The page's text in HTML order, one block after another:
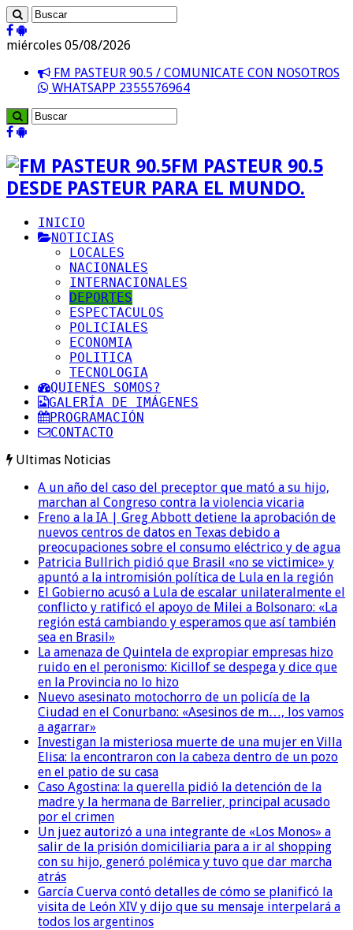
miércoles 05/08/2026
FM PASTEUR 90.5 / COMUNICATE CON NOSOTROS
WHATSAPP 2355576964
FM PASTEUR 90.5
DESDE PASTEUR PARA EL MUNDO.
INICIO
NOTICIAS
LOCALES
NACIONALES
INTERNACIONALES
DEPORTES
ESPECTACULOS
POLICIALES
ECONOMIA
POLITICA
TECNOLOGIA
QUIENES SOMOS?
GALERÍA DE IMÁGENES
PROGRAMACIÓN
CONTACTO
Ultimas Noticias
A un año del caso del preceptor que mató a su hijo,
marchan al Congreso contra la violencia vicaria
Freno a la IA | Greg Abbott detiene la aprobación de
nuevos centros de datos en Texas debido a
preocupaciones sobre el consumo eléctrico y de agua
Patricia Bullrich pidió que Brasil «no se victimice» y
apuntó a la intromisión política de Lula en la región
El Gobierno acusó a Lula de escalar unilateralmente el
conflicto y ratificó el apoyo de Milei a Bolsonaro: «La
región está cambiando y esperamos que así también
sea en Brasil»
La amenaza de Quintela de expropiar empresas hizo
ruido en el peronismo: Kicillof se despega y dice que
en la Provincia no lo hizo
Nuevo asesinato motochorro de un policía de la
Ciudad en el Conurbano: «Asesinos de m…, los vamos
a agarrar»
Investigan la misteriosa muerte de una mujer en Villa
Elisa: la encontraron con la cabeza dentro de un pozo
en el patio de su casa
Caso Agostina: la querella pidió la detención de la
madre y la hermana de Barrelier, principal acusado
por el crimen
Un juez autorizó a una integrante de «Los Monos» a
salir de la prisión domiciliaria para a ir al shopping
con su hijo, generó polémica y tuvo que dar marcha
atrás
García Cuerva contó detalles de cómo se planificó la
visita de León XIV y dijo que su mensaje interpelará a
todos los argentinos